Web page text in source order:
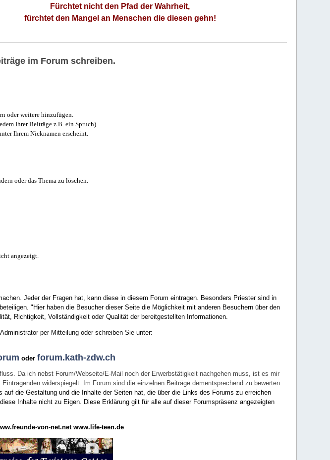
Fürchtet nicht den Pfad der Wahrheit,
fürchtet den Mangel an Menschen die diesen gehn!
im Forum schreiben.
oder weitere hinzufügen.
Ihrer Beiträge z.B. ein Spruch)
Ihrem Nicknamen erscheint.
oder das Thema zu löschen.
angezeigt.
Jeder der Fragen hat, kann diese in diesem Forum eintragen. Besonders Priester sind in
"Hier haben die Besucher dieser Seite die Möglichkeit mit anderen Besuchern über den
Richtigkeit, Vollständigkeit oder Qualität der bereitgestellten Informationen.
per Mitteilung oder schreiben Sie unter:
oderforum.kath-zdw.ch
Da ich nebst Forum/Webseite/E-Mail noch der Erwerbstätigkeit nachgehen muss, ist es mir
widerspiegelt. Im Forum sind die einzelnen Beiträge dementsprechend zu bewerten.
die Gestaltung und die Inhalte der Seiten hat, die über die Links des Forums zu erreichen
Inhalte nicht zu Eigen. Diese Erklärung gilt für alle auf dieser Forumspräsenz angezeigten
von-net.net www.life-teen.de